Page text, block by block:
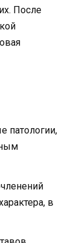
После
патологии,
в